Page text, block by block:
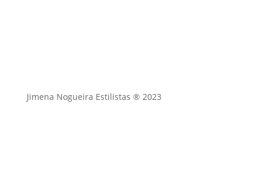
Jimena Nogueira Estilistas ® 2023